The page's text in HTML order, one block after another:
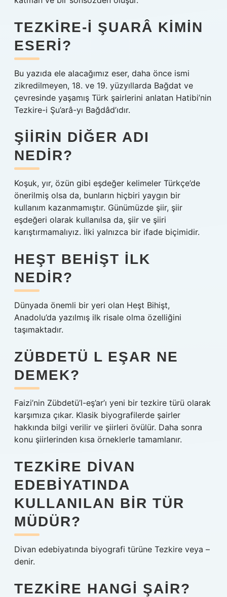
TEZKIRE-I ŞUARÂ KIMIN
ESERI?
Bu yazıda ele alacağımız eser, daha önce ismi
zikredilmeyen, 18. ve 19. yüzyıllarda Bağdat ve
çevresinde yaşamış Türk şairlerini anlatan Hatibi’nin
Tezkire-i Şu’arâ-yı Bağdâd’ıdır.
ŞIIRIN DIĞER ADI
NEDIR?
Koşuk, yır, özün gibi eşdeğer kelimeler Türkçe’de
önerilmiş olsa da, bunların hiçbiri yaygın bir
kullanım kazanmamıştır. Günümüzde şiir, şiir
eşdeğeri olarak kullanılsa da, şiir ve şiiri
karıştırmamalıyız. İlki yalnızca bir ifade biçimidir.
HEŞT BEHIŞT ILK
NEDIR?
Dünyada önemli bir yeri olan Heşt Bihişt,
Anadolu’da yazılmış ilk risale olma özelliğini
taşımaktadır.
ZÜBDETÜ L EŞAR NE
DEMEK?
Faizi’nin Zübdetü’l-eş’ar’ı yeni bir tezkire türü olarak
karşımıza çıkar. Klasik biyografilerde şairler
hakkında bilgi verilir ve şiirleri övülür. Daha sonra
konu şiirlerinden kısa örneklerle tamamlanır.
TEZKIRE DIVAN
EDEBIYATINDA
KULLANILAN BIR TÜR
MÜDÜR?
Divan edebiyatında biyografi türüne Tezkire veya –
denir.
TEZKIRE HANGI ŞAIR?